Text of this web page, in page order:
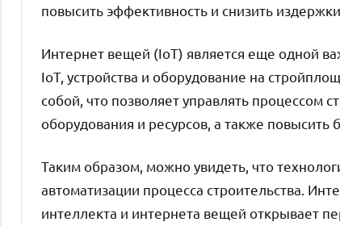
повысить эффективность и снизить издержки.
Интернет вещей (IoT) является еще одной
IoT, устройства и оборудование на
собой, что позволяет управлять процессом
оборудования и ресурсов, а также повысить
Таким образом, можно увидеть, что
автоматизации процесса строительства.
интеллекта и интернета вещей открывает